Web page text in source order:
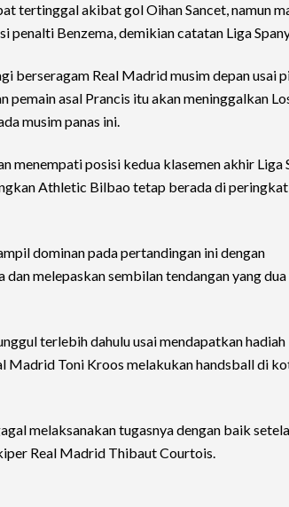
tertinggal akibat gol Oihan Sancet, namun
penalti Benzema, demikian catatan Liga
berseragam Real Madrid musim depan usai
asal Prancis itu akan meninggalkan
musim panas ini.
menempati posisi kedua klasemen akhir Liga
Athletic Bilbao tetap berada di
dominan pada pertandingan ini dengan
melepaskan sembilan tendangan yang
terlebih dahulu usai mendapatkan hadiah
Madrid Toni Kroos melakukan handsball di
melaksanakan tugasnya dengan baik
Real Madrid Thibaut Courtois.